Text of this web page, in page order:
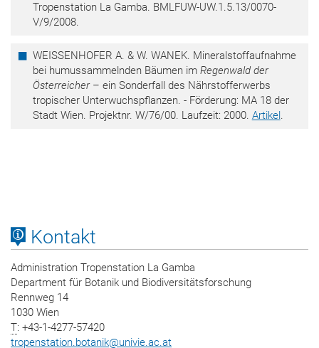
Tropenstation La Gamba. BMLFUW-UW.1.5.13/0070-
V/9/2008.
WEISSENHOFER A. & W. WANEK. Mineralstoffaufnahme
bei humussammelnden Bäumen im Regenwald der
Österreicher– ein Sonderfall des Nährstofferwerbs
tropischer Unterwuchspflanzen. - Förderung: MA 18 der
Stadt Wien. Projektnr. W/76/00. Laufzeit: 2000. Artikel.
Kontakt
Administration Tropenstation La Gamba
Department für Botanik und Biodiversitätsforschung
Rennweg 14
1030 Wien
T: +43-1-4277-57420
tropenstation.botanik@univie.ac.at